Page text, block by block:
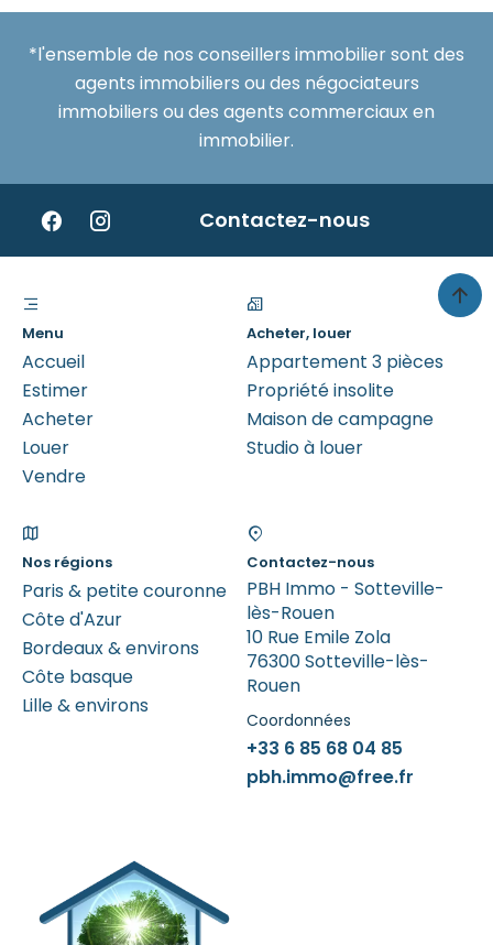
*l'ensemble de nos conseillers immobilier sont des
agents immobiliers ou des négociateurs
immobiliers ou des agents commerciaux en
immobilier.
Contactez-nous
Menu
Accueil
Estimer
Acheter
Louer
Vendre
Acheter, louer
Appartement 3 pièces
Propriété insolite
Maison de campagne
Studio à louer
Nos régions
Paris & petite couronne
Côte d'Azur
Bordeaux & environs
Côte basque
Lille & environs
Contactez-nous
PBH Immo - Sotteville-
lès-Rouen
10 Rue Emile Zola
76300 Sotteville-lès-
Rouen
Coordonnées
+33 6 85 68 04 85
pbh.immo@free.fr